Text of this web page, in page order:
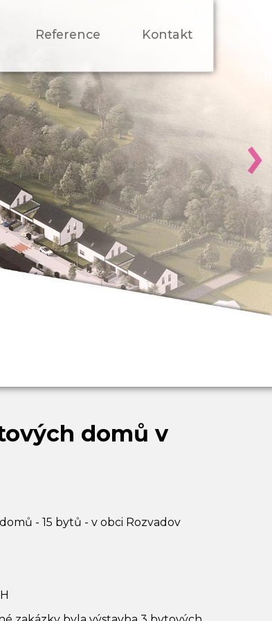
Kontakt
Reference
domů v
- 15 bytů - v obci Rozvadov